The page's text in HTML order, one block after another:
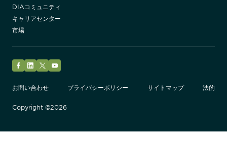
DIAコミュニティ
キャリアセンター
市場
お問い合わせ
プライバシーポリシー サイトマップ 法的
Copyright ©2026